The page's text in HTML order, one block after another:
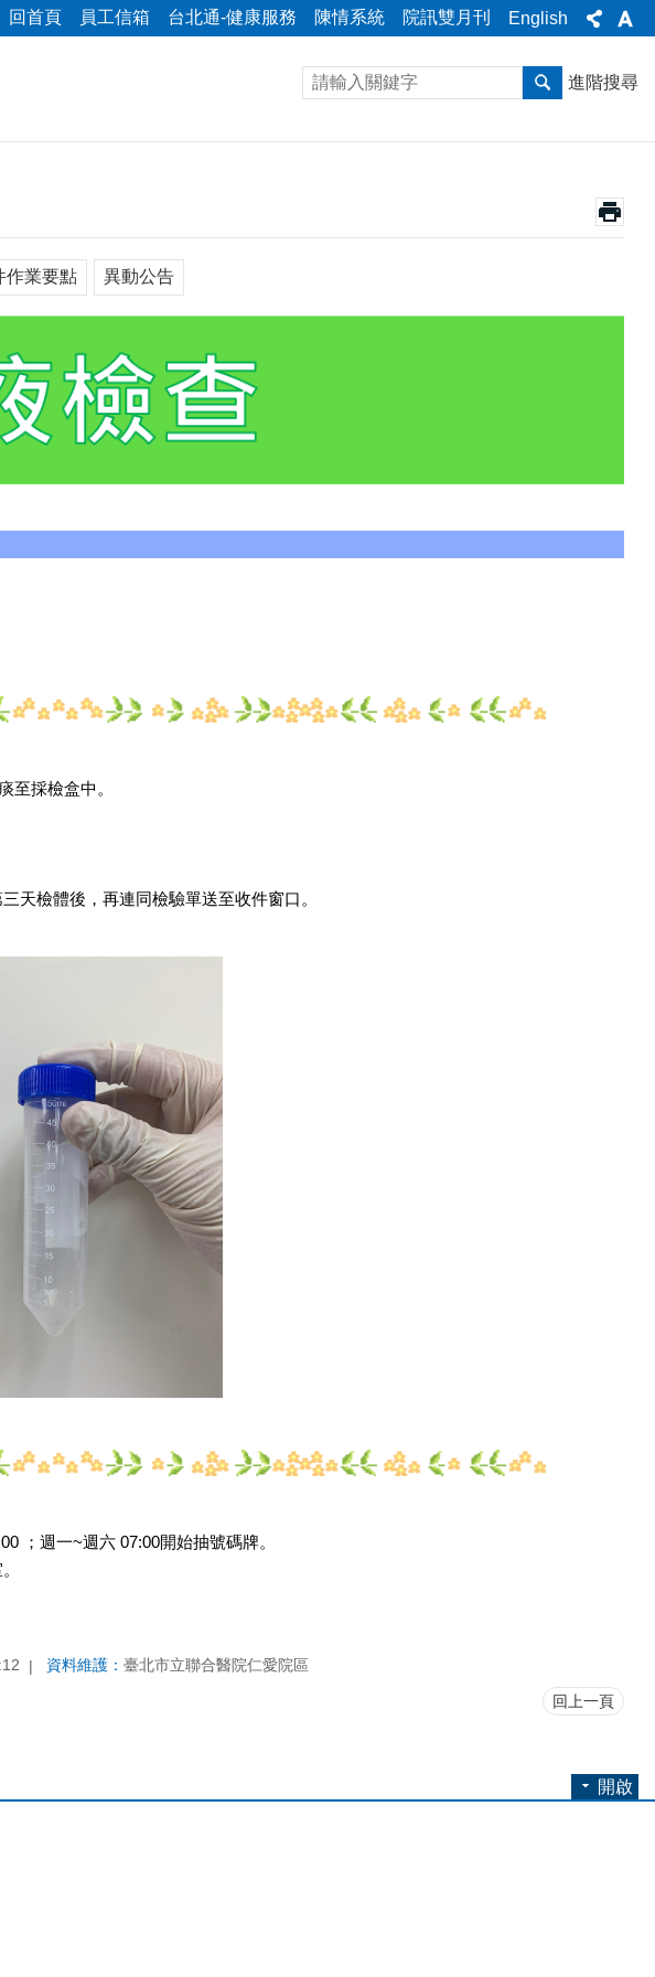
回首頁 員工信箱 台北通-健康服務 陳情系統 院訊雙月刊 English
進階搜尋
作業要點 異動公告
至採檢盒中。
三天檢體後，再連同檢驗單送至收件窗口。
；週一~週六 07:00開始抽號碼牌。
資料維護： 臺北市立聯合醫院仁愛院區
回上一頁
開啟